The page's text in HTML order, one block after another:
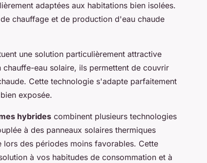
adaptées aux habitations bien isolées.
chauffage et de production d'eau chaude
une solution particulièrement attractive
eau solaire, ils permettent de couvrir
Cette technologie s'adapte parfaitement
exposée.
hybrides combinent plusieurs technologies
à des panneaux solaires thermiques
des périodes moins favorables. Cette
à vos habitudes de consommation et à